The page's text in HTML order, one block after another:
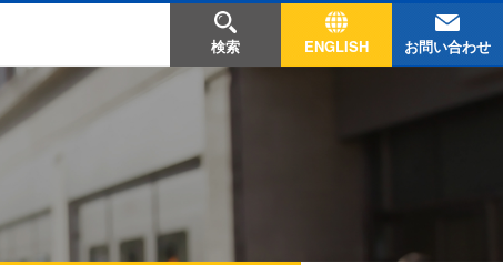
検索 ENGLISH お問い合わせ